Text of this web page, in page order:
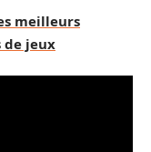
meilleurs
de jeux